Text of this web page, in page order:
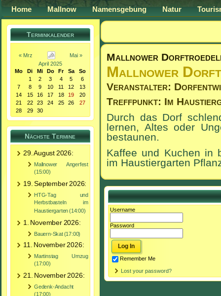
Home Mallnow Namensgebung Natur
Terminkalender
« Mrz
Mai »
April 2025
Mo
Di Mi Do Fr Sa
So
1
2 3 4 5
6
7
8 9 10 11 12
13
14
15 16 17 18 19
20
21
22 23 24 25 26
27
28
29 30
Nächste Termine
29. August 2026:
Mallnower Angerfest
(15:00)
19. September 2026:
HTG-Tag und
Herbstbasteln im
Haustiergarten (14:00)
1. November 2026:
Bauern-Skat (17:00)
11. November 2026:
Martinstag Umzug
(17:00)
21. November 2026:
Gedenk-Andacht
Mallnower
Mallnower
Veranstalter:
Treffpunkt: Im
Durch das Dorf
lernen, Altes oder
bestaunen.
Kaffee und Kuchen in
im Haustiergarten
Username
Password
Remember Me
Lost your password?